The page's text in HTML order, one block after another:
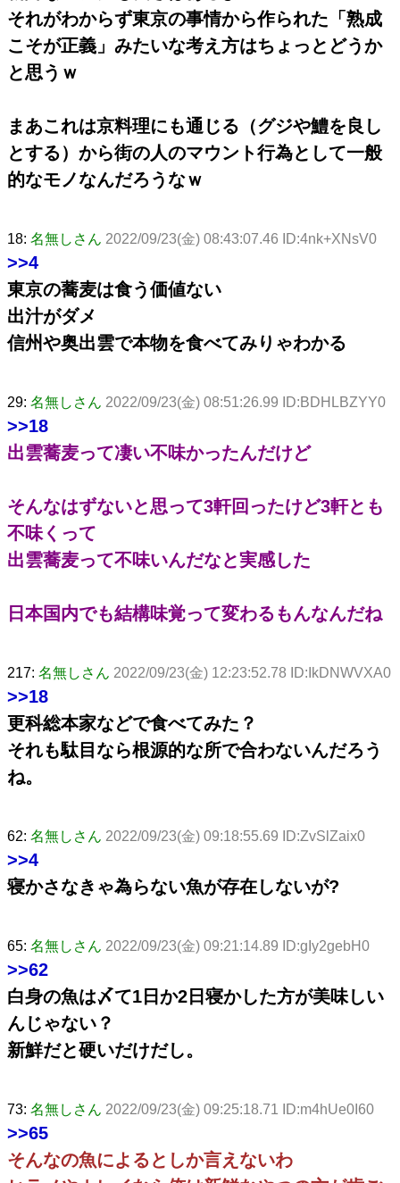
それがわからず東京の事情から作られた「熟成
こそが正義」みたいな考え方はちょっとどうか
と思うｗ
まあこれは京料理にも通じる（グジや鱧を良し
とする）から街の人のマウント行為として一般
的なモノなんだろうなｗ
18: 名無しさん 2022/09/23(金) 08:43:07.46 ID:4nk+XNsV0
>>4
東京の蕎麦は食う価値ない
出汁がダメ
信州や奥出雲で本物を食べてみりゃわかる
29: 名無しさん 2022/09/23(金) 08:51:26.99 ID:BDHLBZYY0
>>18
出雲蕎麦って凄い不味かったんだけど
そんなはずないと思って3軒回ったけど3軒とも
不味くって
出雲蕎麦って不味いんだなと実感した
日本国内でも結構味覚って変わるもんなんだね
217: 名無しさん 2022/09/23(金) 12:23:52.78 ID:IkDNWVXA0
>>18
更科総本家などで食べてみた？
それも駄目なら根源的な所で合わないんだろう
ね。
62: 名無しさん 2022/09/23(金) 09:18:55.69 ID:ZvSlZaix0
>>4
寝かさなきゃ為らない魚が存在しないが?
65: 名無しさん 2022/09/23(金) 09:21:14.89 ID:gIy2gebH0
>>62
白身の魚は〆て1日か2日寝かした方が美味しい
んじゃない？
新鮮だと硬いだけだし。
73: 名無しさん 2022/09/23(金) 09:25:18.71 ID:m4hUe0I60
>>65
そんなの魚によるとしか言えないわ